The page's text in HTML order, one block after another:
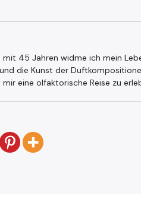
mit 45 Jahren widme ich mein
die Kunst der
eine olfaktorische Reise zu